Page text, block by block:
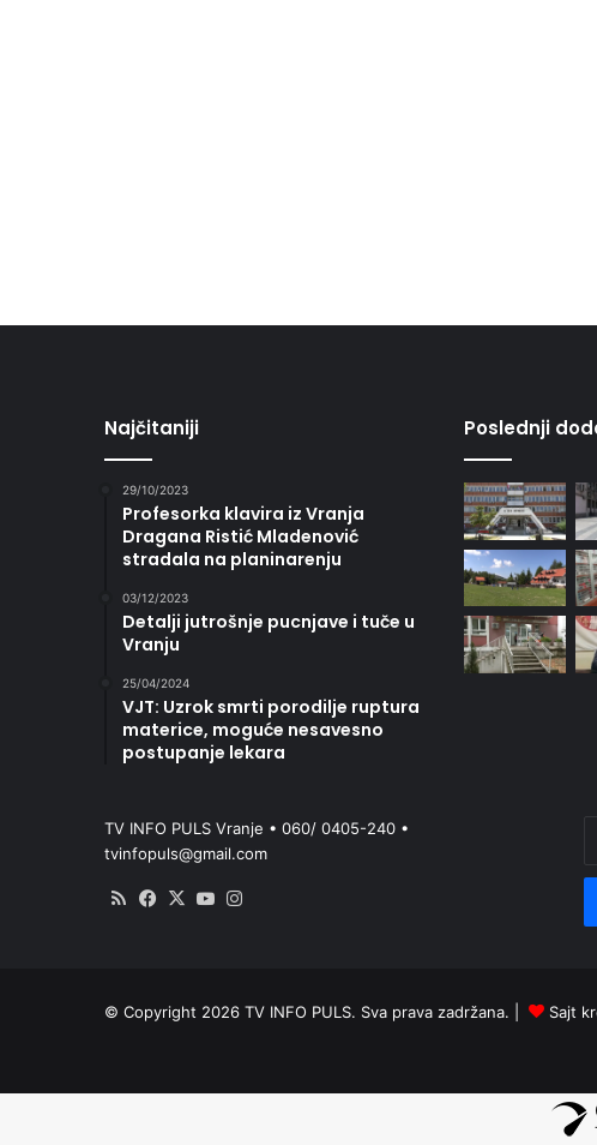
Najčitaniji
29/10/2023
Profesorka klavira iz Vranja
Dragana Ristić Mladenović
stradala na planinarenju
03/12/2023
Detalji jutrošnje pucnjave i tuče u
Vranju
25/04/2024
VJT: Uzrok smrti porodilje ruptura
materice, moguće nesavesno
postupanje lekara
Poslednji
TV INFO PULS Vranje • 060/ 0405-240 •
tvinfopuls@gmail.com
RSS Facebook
X YouTube
© Copyright 2026 TV INFO PULS. Sva prava zadržana. | Sajt